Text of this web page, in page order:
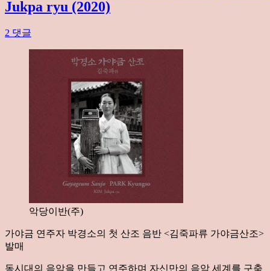
Jukpa ryu (2020)
2 댓글
악당이반(주)
가야금 연주자 박경소의 첫 산조 음반 <김죽파류 가야금산조>
발매
동시대의 음악을 만들고 연주하며 자신만의 음악 세계를 구축